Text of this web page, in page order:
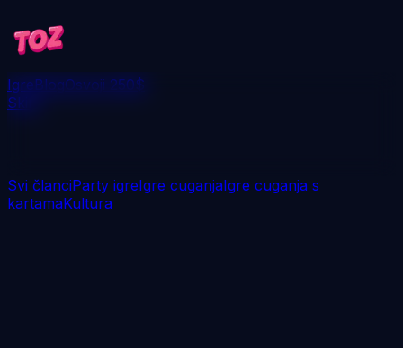
IgreBlogOsvoji 250$
Skini
Svi članciParty igreIgre cuganjaIgre cuganja s
kartamaKultura